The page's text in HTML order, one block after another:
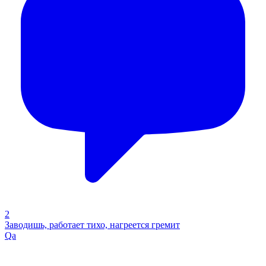
2
Заводишь, работает тихо, нагреется гремит
Qa